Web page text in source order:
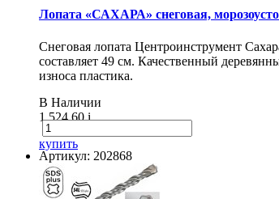
Лопата «САХАРА» снеговая,
Снеговая лопата Центроинструмент
составляет 49 см. Качественный
износа пластика.
В Наличии
1 524.60i
купить
Артикул: 202868